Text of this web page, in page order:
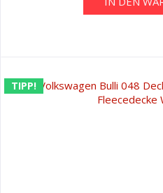
TIPP!